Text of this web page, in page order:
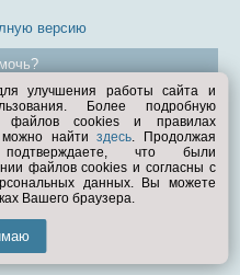
версию
улучшения работы сайта и
Более подробную
файлов cookies и правилах
можно найтиздесь. Продолжая
что были
файлов cookies и согласны с
данных. Вы можете
Вашего браузера.